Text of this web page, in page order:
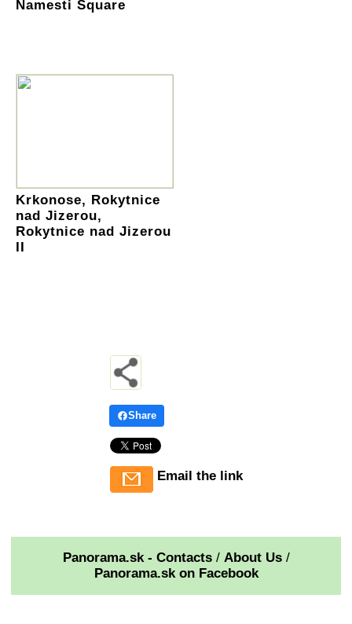
Namesti Square
Krkonose, Rokytnice
nad Jizerou,
Rokytnice nad Jizerou
II
Share
Email the link
Panorama.sk - Contacts/ About Us/
Panorama.sk on Facebook